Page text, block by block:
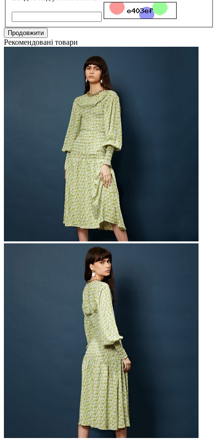
Продовжити
Рекомендовані товари